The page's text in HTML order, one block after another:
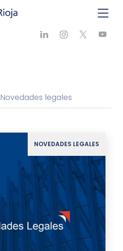
Novedades legales
NOVEDADES LEGALES